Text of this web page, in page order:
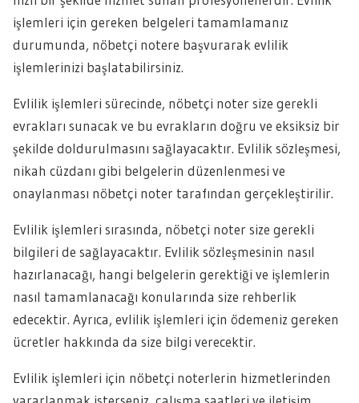
işlemleri için gereken belgeleri tamamlamanız
durumunda, nöbetçi notere başvurarak evlilik
işlemlerinizi başlatabilirsiniz.
Evlilik işlemleri sürecinde, nöbetçi noter size gerekli
evrakları sunacak ve bu evrakların doğru ve eksiksiz bir
şekilde doldurulmasını sağlayacaktır. Evlilik sözleşmesi,
nikah cüzdanı gibi belgelerin düzenlenmesi ve
onaylanması nöbetçi noter tarafından gerçekleştirilir.
Evlilik işlemleri sırasında, nöbetçi noter size gerekli
bilgileri de sağlayacaktır. Evlilik sözleşmesinin nasıl
hazırlanacağı, hangi belgelerin gerektiği ve işlemlerin
nasıl tamamlanacağı konularında size rehberlik
edecektir. Ayrıca, evlilik işlemleri için ödemeniz gereken
ücretler hakkında da size bilgi verecektir.
Evlilik işlemleri için nöbetçi noterlerin hizmetlerinden